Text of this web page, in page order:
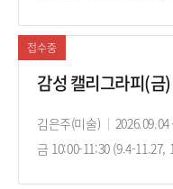
간
접수중
감성 캘리그라피(금
강
사
김은주(미술)
강
의
2026.09.04
금 10:00-11:30 (9.4-11.27,